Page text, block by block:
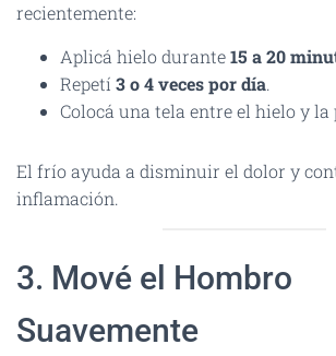
recientemente:
Aplicá hielo durante15 a 20
Repetí 3 o 4 veces por día.
Colocá una tela entre el hielo y la
El frío ayuda a disminuir el dolor y
inflamación.
3. Mové el Hombro
Suavemente